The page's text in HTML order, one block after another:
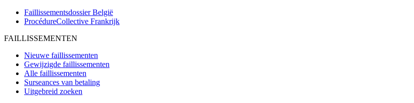
Faillissementsdossier België
ProcédureCollective Frankrijk
FAILLISSEMENTEN
Nieuwe faillissementen
Gewijzigde faillissementen
Alle faillissementen
Surseances van betaling
Uitgebreid zoeken